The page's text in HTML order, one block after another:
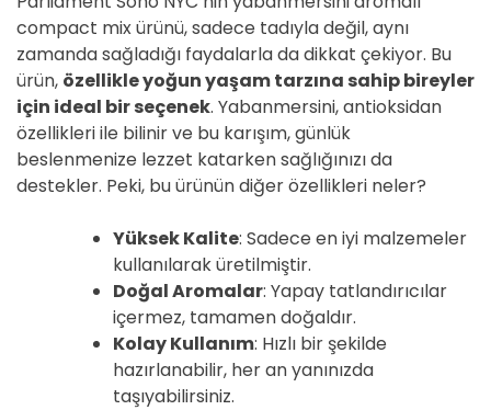
compact mix ürünü, sadece tadıyla değil, aynı
zamanda sağladığı faydalarla da dikkat çekiyor. Bu
ürün, özellikle yoğun yaşam tarzına sahip bireyler
için ideal bir seçenek. Yabanmersini, antioksidan
özellikleri ile bilinir ve bu karışım, günlük
beslenmenize lezzet katarken sağlığınızı da
destekler. Peki, bu ürünün diğer özellikleri neler?
Yüksek Kalite: Sadece en iyi malzemeler
kullanılarak üretilmiştir.
Doğal Aromalar: Yapay tatlandırıcılar
içermez, tamamen doğaldır.
Kolay Kullanım: Hızlı bir şekilde
hazırlanabilir, her an yanınızda
taşıyabilirsiniz.